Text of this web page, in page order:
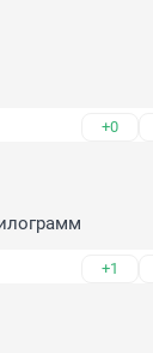
+0
+1